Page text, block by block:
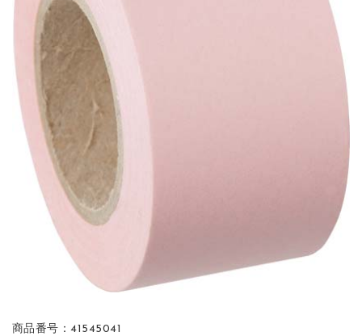
商品番号：41545041